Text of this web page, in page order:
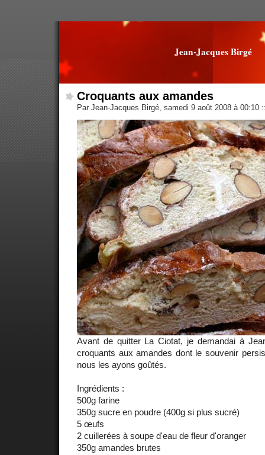
Jean-Jacques Birgé
Croquants aux amandes
Par Jean-Jacques Birgé, samedi 9 août 2008 à 00:10
Avant de quitter La Ciotat, je demandai à
croquants aux amandes dont le souvenir
nous les ayons goûtés.
Ingrédients :
500g farine
350g sucre en poudre (400g si plus sucré)
5 œufs
2 cuillerées à soupe d'eau de fleur d'oranger
350g amandes brutes